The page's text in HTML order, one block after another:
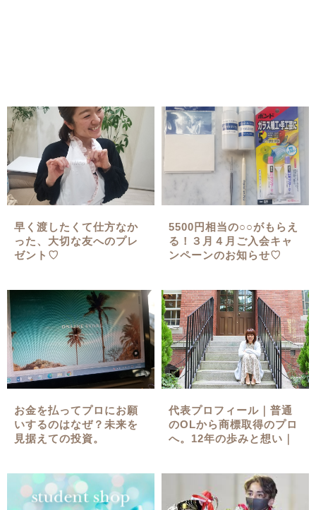
早く渡したくて仕方なか
った、大切な友へのプレ
ゼント♡
5500円相当の○○がもらえ
る！３月４月ご入会キャ
ンペーンのお知らせ♡
お金を払ってプロにお願
いするのはなぜ？未来を
見据えての投資。
代表プロフィール｜普通
のOLから商標取得のプロ
へ。12年の歩みと想い｜